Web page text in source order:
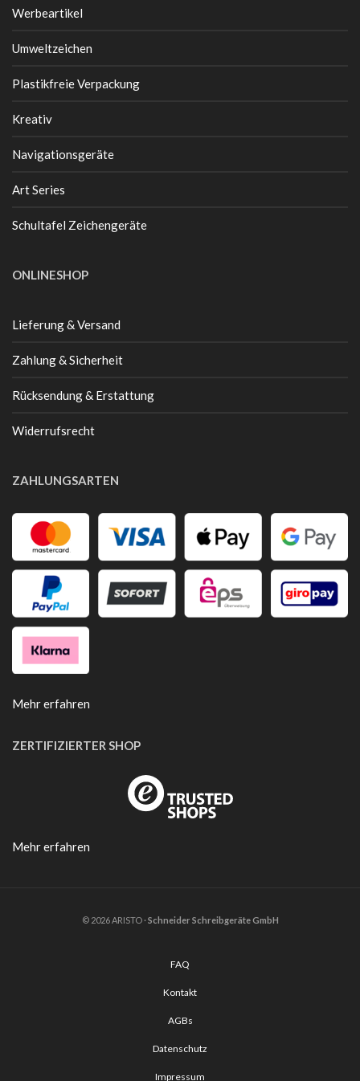
Werbeartikel
Umweltzeichen
Plastikfreie Verpackung
Kreativ
Navigationsgeräte
Art Series
Schultafel Zeichengeräte
ONLINESHOP
Lieferung & Versand
Zahlung & Sicherheit
Rücksendung & Erstattung
Widerrufsrecht
ZAHLUNGSARTEN
Mehr erfahren
ZERTIFIZIERTER SHOP
Mehr erfahren
© 2026 ARISTO · Schneider Schreibgeräte GmbH
FAQ
Kontakt
AGBs
Datenschutz
Impressum